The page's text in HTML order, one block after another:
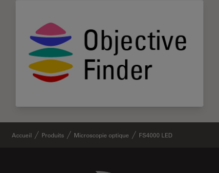
Accueil Produits Microscopie optique FS4000 LED